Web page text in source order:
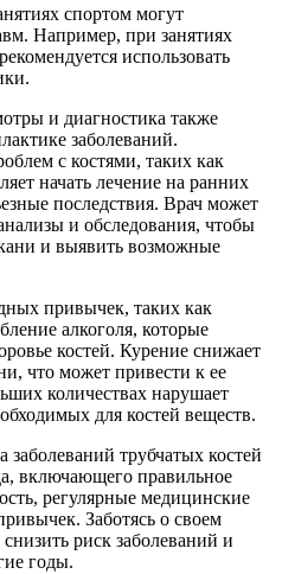
спортом могут
Например, при занятиях
использовать
и диагностика также
заболеваний.
с костями, таких как
начать лечение на ранних
последствия. Врач может
и обследования, чтобы
и выявить возможные
привычек, таких как
алкоголя, которые
костей. Курение снижает
что может привести к ее
количествах нарушает
для костей веществ.
трубчатых костей
включающего правильное
регулярные медицинские
Заботясь о своем
риск заболеваний и
годы.